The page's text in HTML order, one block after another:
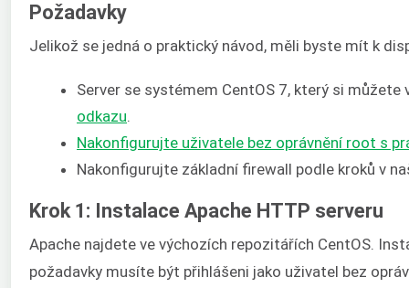
Požadavky
Jelikož se jedná o praktický návod, měli byste mít k
Server se systémem CentOS 7, který si
odkazu
Nakonfigurujte uživatele bez oprávnění root s
Nakonfigurujte základní firewall podle kroků v
Krok 1: Instalace Apache HTTP serveru
Apache najdete ve výchozích repozitářích CentOS.
požadavky musíte být přihlášeni jako uživatel bez